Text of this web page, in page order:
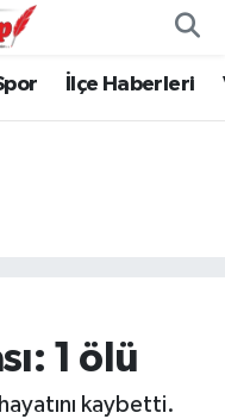
İlçe Haberleri
1 ölü
kaybetti.